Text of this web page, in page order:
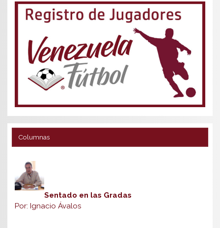
Columnas
Sentado en las Gradas
Por: Ignacio Ávalos